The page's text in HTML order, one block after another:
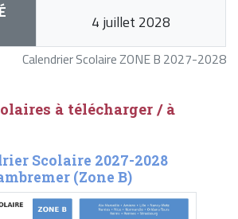
Calendrier Scolaire ZONE B 2027-2028
4 juillet 2028
à télécharger / à
Scolaire 2027-2028
(Zone B)